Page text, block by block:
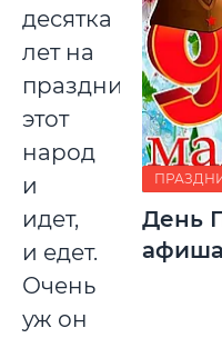
десятка
лет на
праздник
этот
народ
и
идет,
и едет.
Очень
уж он
День
афиша